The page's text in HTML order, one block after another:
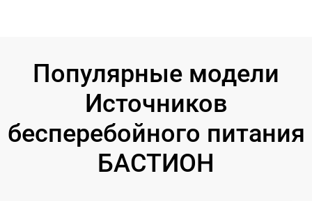
Популярные модели
Источников
бесперебойного питания
БАСТИОН